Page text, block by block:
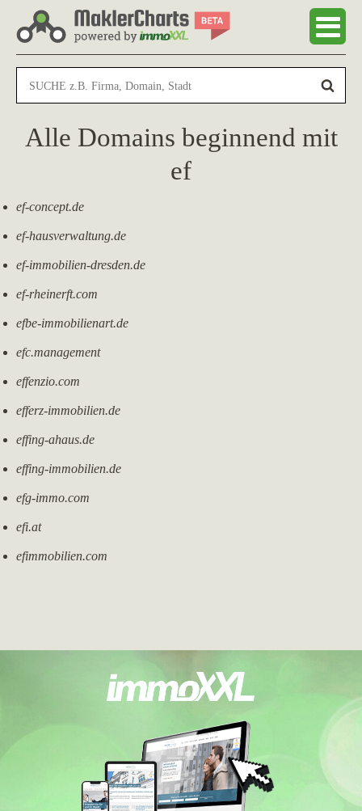
Alle Domains beginnend mit
ef
ef-concept.de
ef-hausverwaltung.de
ef-immobilien-dresden.de
ef-rheinerft.com
efbe-immobilienart.de
efc.management
effenzio.com
efferz-immobilien.de
effing-ahaus.de
effing-immobilien.de
efg-immo.com
efi.at
efimmobilien.com